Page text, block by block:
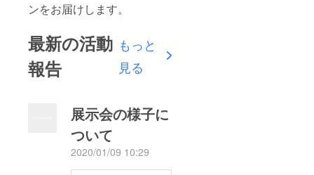
ンをお届けします。
最新の活動
報告
もっと
見る
展示会の様子に
ついて
2020/01/09 10:29